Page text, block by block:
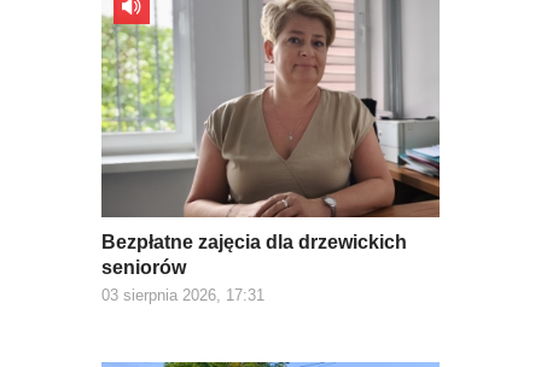
Bezpłatne zajęcia dla drzewickich
seniorów
03 sierpnia 2026, 17:31